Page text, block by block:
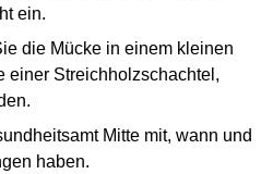
ein.
die Mücke in einem kleinen
einer Streichholzschachtel,
Mitte mit, wann und
haben.